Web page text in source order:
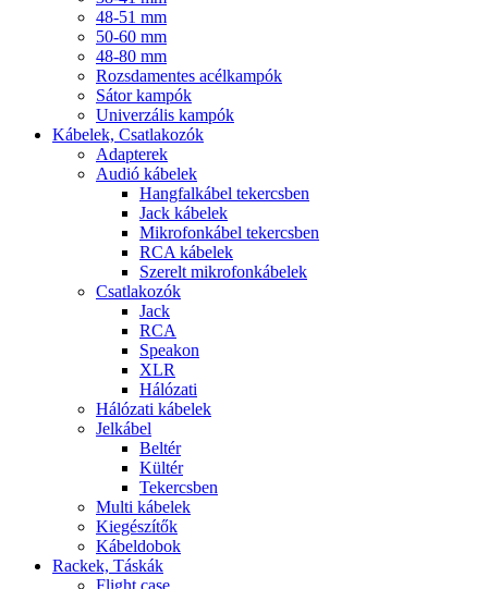
48-51 mm
50-60 mm
48-80 mm
Rozsdamentes acélkampók
Sátor kampók
Univerzális kampók
Kábelek, Csatlakozók
Adapterek
Audió kábelek
Hangfalkábel tekercsben
Jack kábelek
Mikrofonkábel tekercsben
RCA kábelek
Szerelt mikrofonkábelek
Csatlakozók
Jack
RCA
Speakon
XLR
Hálózati
Hálózati kábelek
Jelkábel
Beltér
Kültér
Tekercsben
Multi kábelek
Kiegészítők
Kábeldobok
Rackek, Táskák
Flight case